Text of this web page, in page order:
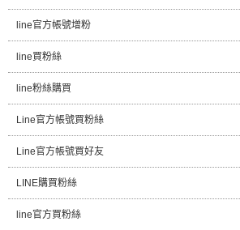
line官方帳號增粉
line買粉絲
line粉絲購買
Line官方帳號買粉絲
Line官方帳號買好友
LINE購買粉絲
line官方買粉絲